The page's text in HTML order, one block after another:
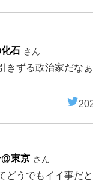
化石 さん
きずる政治家だな
東京 さん
どうでもイイ事だ